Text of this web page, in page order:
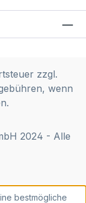
zzgl.
wenn
2024 - Alle
bestmögliche